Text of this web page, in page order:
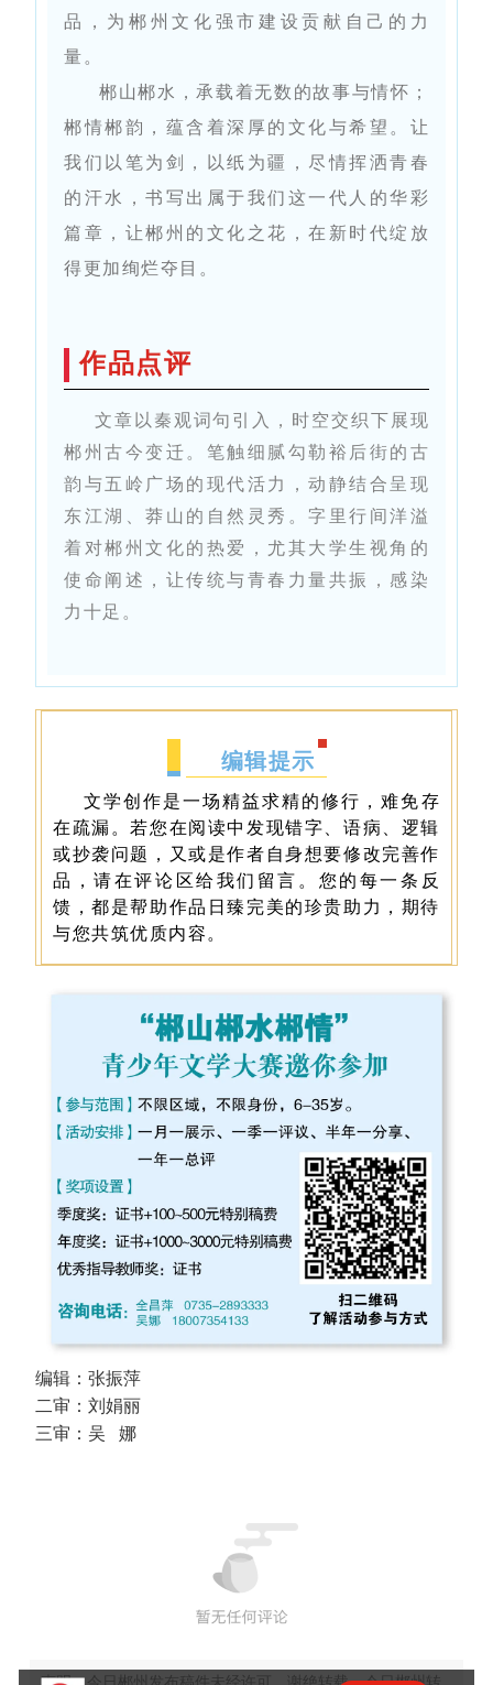
品，为郴州文化强市建设贡献自己的力
量。
郴山郴水，承载着无数的故事与情怀；
郴情郴韵，蕴含着深厚的文化与希望。让
我们以笔为剑，以纸为疆，尽情挥洒青春
的汗水，书写出属于我们这一代人的华彩
篇章，让郴州的文化之花，在新时代绽放
得更加绚烂夺目。
作品点评
文章以秦观词句引入，时空交织下展现
郴州古今变迁。笔触细腻勾勒裕后街的古
韵与五岭广场的现代活力，动静结合呈现
东江湖、莽山的自然灵秀。字里行间洋溢
着对郴州文化的热爱，尤其大学生视角的
使命阐述，让传统与青春力量共振，感染
力十足。
编辑提示
文学创作是一场精益求精的修行，难免存
在疏漏。若您在阅读中发现错字、语病、逻辑
或抄袭问题，又或是作者自身想要修改完善作
品，请在评论区给我们留言。您的每一条反
馈，都是帮助作品日臻完美的珍贵助力，期待
与您共筑优质内容。
编辑：张振萍
二审：刘娟丽
三审：吴 娜